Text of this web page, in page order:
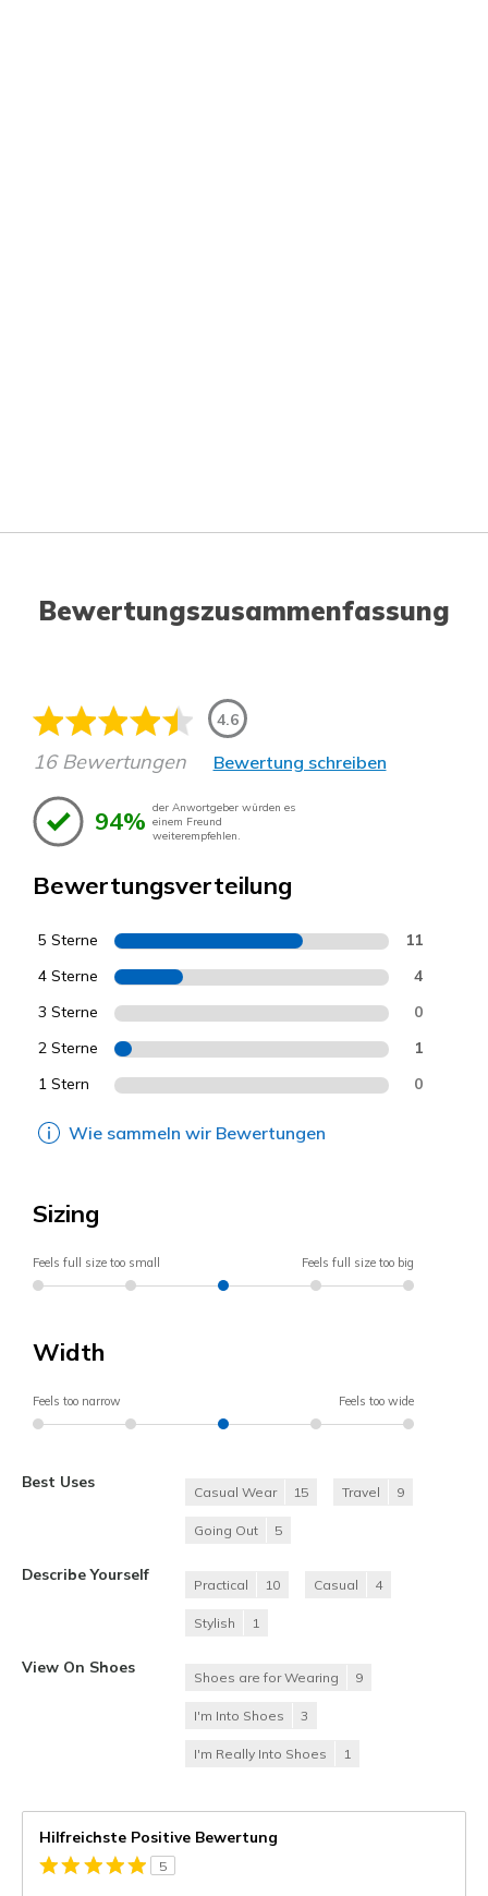
Bewertungszusammenfassung
4.6
16 Bewertungen Bewertung schreiben
94% der Anwortgeber würden es
einem Freund
weiterempfehlen.
Bewertungsverteilung
5 Sterne 11
4 Sterne 4
3 Sterne 0
2 Sterne 1
1 Stern 0
Wie sammeln wir Bewertungen
Sizing
Feels full size too small Feels full size too big
Width
Feels too narrow Feels too wide
Best Uses
Casual Wear 15 Travel 9
Going Out 5
Describe Yourself
Practical 10 Casual 4
Stylish 1
View On Shoes
Shoes are for Wearing 9
I'm Into Shoes 3
I'm Really Into Shoes 1
Hilfreichste Positive Bewertung
5